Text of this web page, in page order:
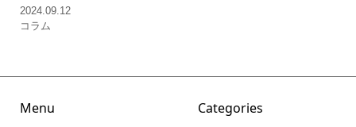
2024.09.12
コラム
Menu Categories